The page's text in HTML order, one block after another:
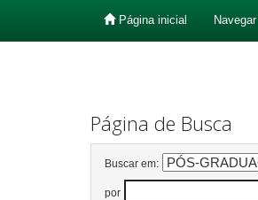
Página inicial Navegar
Página de Busca
Buscar em:
por